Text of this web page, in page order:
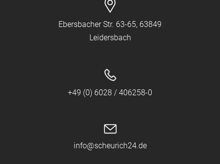
Ebersbacher Str. 63-65, 63849
Leidersbach
+49 (0) 6028 / 406258-0
info@scheurich24.de